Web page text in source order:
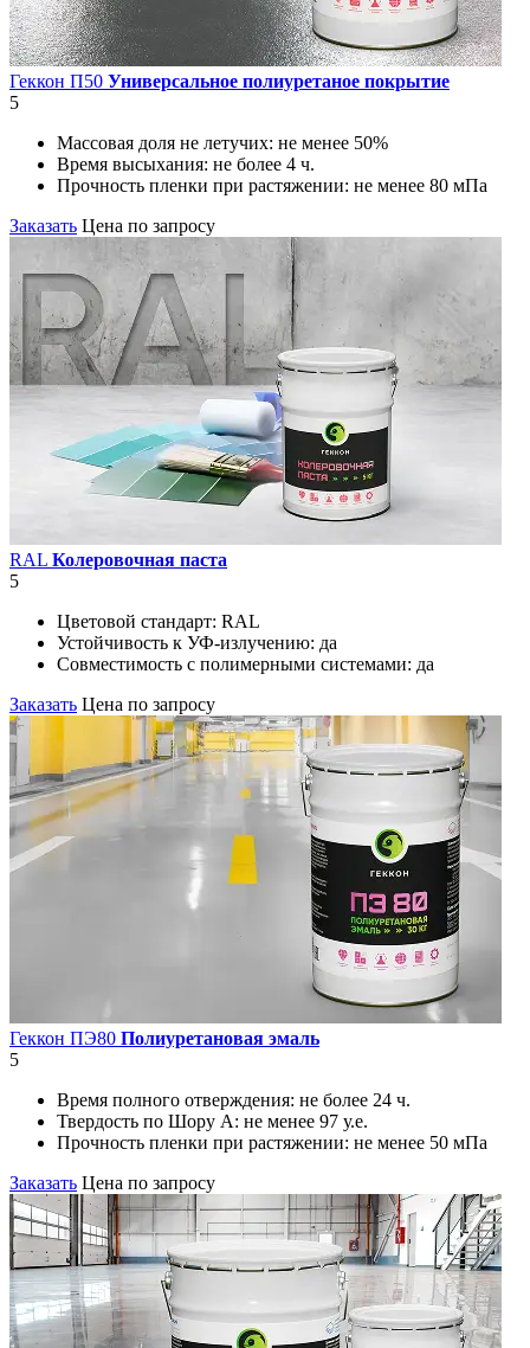
Геккон П50 Универсальное полиуретаное покрытие
5
Массовая доля не летучих: не менее 50%
Время высыхания: не более 4 ч.
Прочность пленки при растяжении: не менее 80 мПа
Заказать Цена по запросу
RAL Колеровочная паста
5
Цветовой стандарт: RAL
Устойчивость к УФ-излучению: да
Совместимость с полимерными системами: да
Заказать Цена по запросу
Геккон ПЭ80 Полиуретановая эмаль
5
Время полного отверждения: не более 24 ч.
Твердость по Шору А: не менее 97 у.е.
Прочность пленки при растяжении: не менее 50 мПа
Заказать Цена по запросу